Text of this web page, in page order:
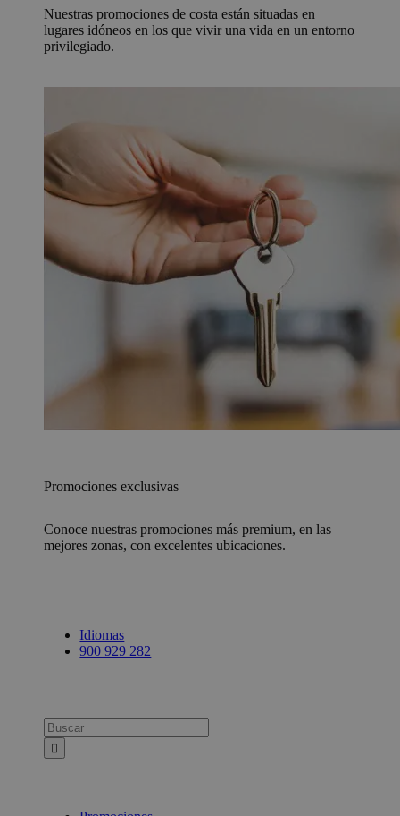
Nuestras promociones de costa están situadas en
lugares idóneos en los que vivir una vida en un entorno
privilegiado.
Promociones exclusivas
Conoce nuestras promociones más premium, en las
mejores zonas, con excelentes ubicaciones.
Idiomas
900 929 282
Busca: